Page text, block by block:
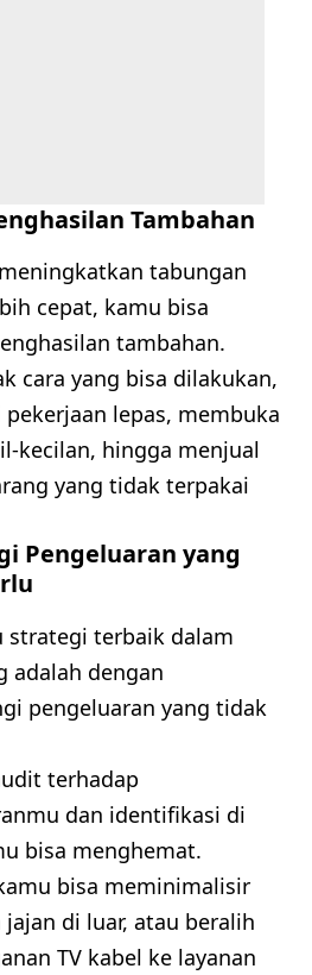
Tambahan
tabungan
cepat, kamu bisa
tambahan.
cara yang bisa dilakukan,
lepas, membuka
kecilan, hingga menjual
yang tidak terpakai
Pengeluaran yang
strategi terbaik dalam
adalah dengan
pengeluaran yang tidak
terhadap
dan identifikasi di
bisa menghemat.
bisa meminimalisir
jajan di luar, atau beralih
TV kabel ke layanan